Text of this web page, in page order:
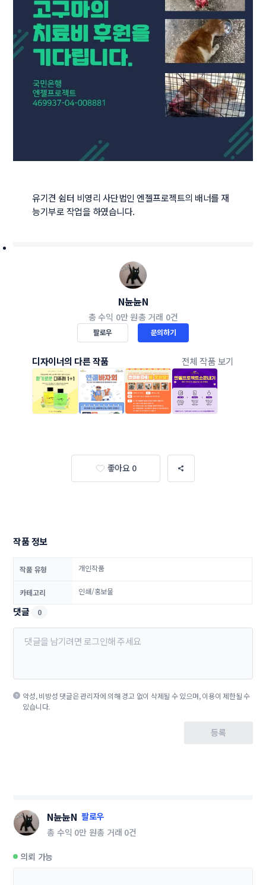
유기견 쉼터 비영리 사단법인 엔젤프로젝트의 배너를 재
능기부로 작업을 하였습니다.
N뉸뉸N
총 수익 0만 원총 거래 0건
팔로우 문의하기
디자이너의 다른 작품 전체 작품 보기
좋아요 0
작품 정보
작품 유형 개인작품
카테고리 인쇄/홍보물
댓글 0
악성, 비방성 댓글은 관리자에 의해 경고 없이 삭제될 수 있으며, 이용이 제한될 수
있습니다.
등록
N뉸뉸N 팔로우
총 수익 0만 원총 거래 0건
의뢰 가능